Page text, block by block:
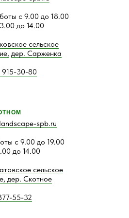
с 9.00 до 18.00
до 14.00
сельское
дер. Сарженка
915-30-80
spb.ru
с 9.00 до 19.00
до 14.00
сельское
дер. Скотное
55-32